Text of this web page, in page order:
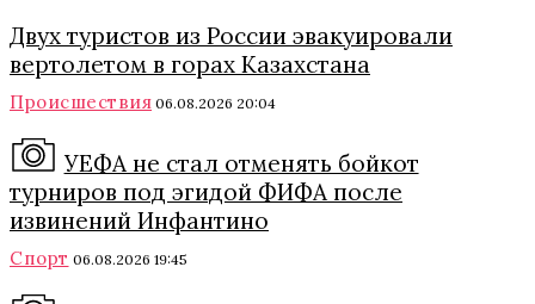
Двух туристов из России эвакуировали
вертолетом в горах Казахстана
Происшествия 06.08.2026 20:04
УЕФА не стал отменять бойкот
турниров под эгидой ФИФА после
извинений Инфантино
Спорт 06.08.2026 19:45